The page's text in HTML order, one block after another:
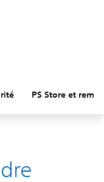
PS Store et